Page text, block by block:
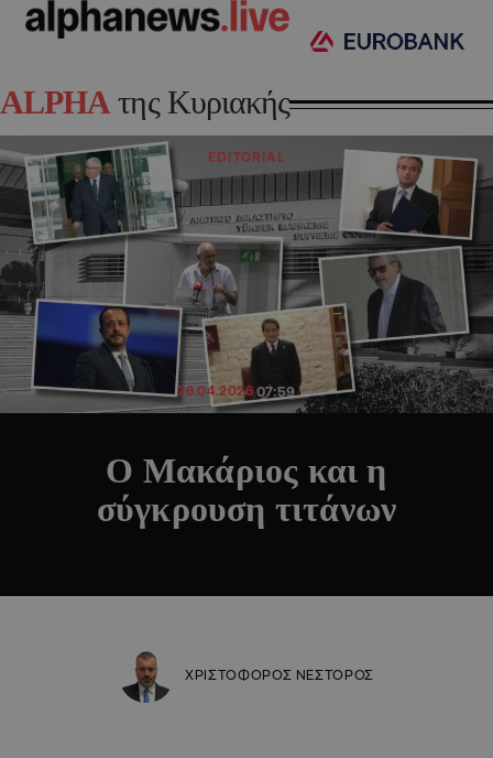
ALPHA της Κυριακής
EDITORIAL
26.04.202607:59
Ο Μακάριος και η
σύγκρουση τιτάνων
ΧΡΙΣΤΟΦΟΡΟΣ ΝΕΣΤΟΡΟΣ